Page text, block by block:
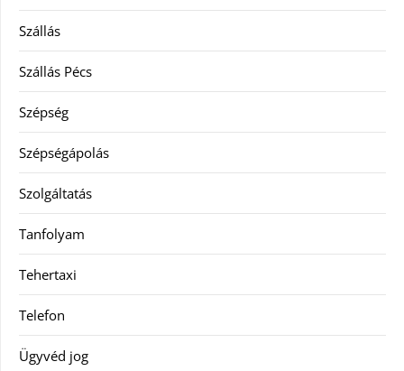
Szállás
Szállás Pécs
Szépség
Szépségápolás
Szolgáltatás
Tanfolyam
Tehertaxi
Telefon
Ügyvéd jog